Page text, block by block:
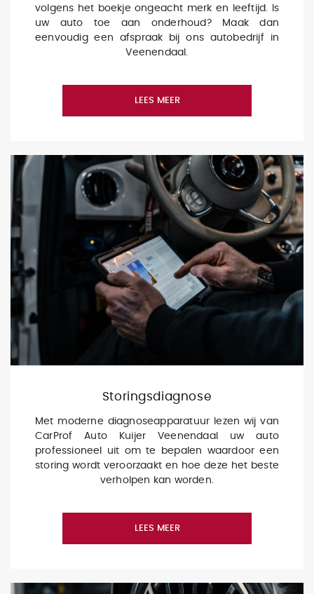
volgens het boekje ongeacht merk en leeftijd. Is
uw auto toe aan onderhoud? Maak dan
eenvoudig een afspraak bij ons autobedrijf in
Veenendaal.
LEES MEER
Storingsdiagnose
Met moderne diagnoseapparatuur lezen wij van
CarProf Auto Kuijer Veenendaal uw auto
professioneel uit om te bepalen waardoor een
storing wordt veroorzaakt en hoe deze het beste
verholpen kan worden.
LEES MEER